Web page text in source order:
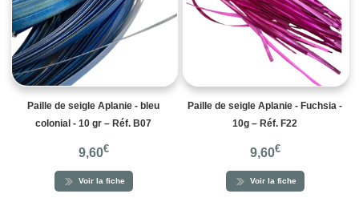
Paille de seigle Aplanie - bleu
colonial - 10 gr – Réf. B07
9,60€
Voir la fiche
Paille de seigle Aplanie - Fuchsia -
10g – Réf. F22
9,60€
Voir la fiche